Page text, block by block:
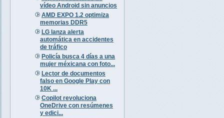
vídeo Android sin anuncios
AMD EXPO 1.2 optimiza
memorias DDR5
LG lanza alerta
automática en accidentes
de tráfico
Policía busca 4 días a una
mujer méxicana con foto...
Lector de documentos
falso en Google Play con
10K ...
Copilot revoluciona
OneDrive con resúmenes
y edici...